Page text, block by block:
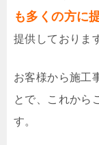
も多くの方に
提供しておりま
お客様から施工
とで、これから
す。